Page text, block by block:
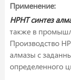
Применение:
HPHT синтез
также в
Производство
алмазы с
определенного